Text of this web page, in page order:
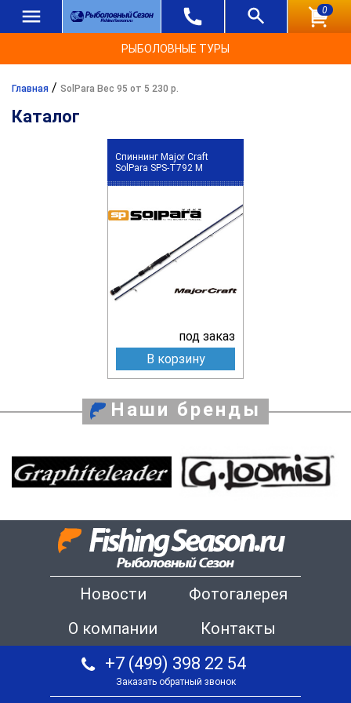
0
РЫБОЛОВНЫЕ ТУРЫ
Главная / SolPara Вес 95 от 5 230 р.
Каталог
Спиннинг Major Craft
SolPara SPS-T792 M
под заказ
В корзину
Наши бренды
Новости
Фотогалерея
О компании
Контакты
+7 (499) 398 22 54
Заказать обратный звонок